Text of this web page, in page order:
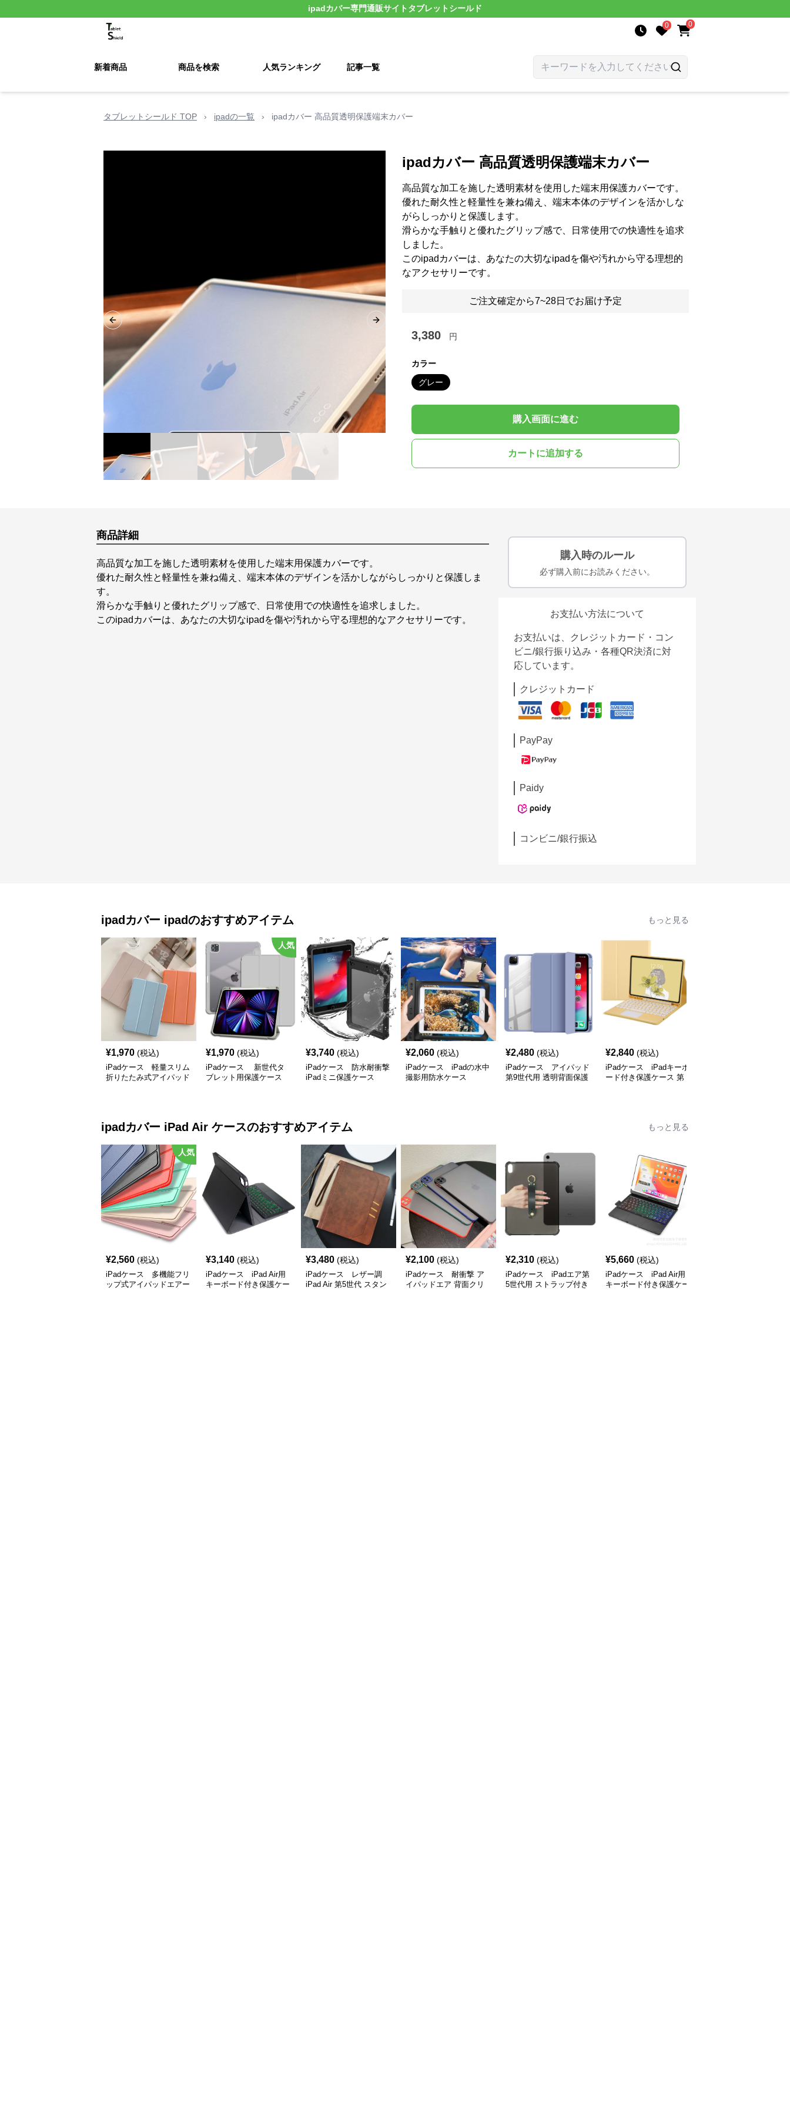
ipadカバー専門通販サイト タブレットシールド
0 0
新着商品 商品を検索 人気ランキング 記事一覧
タブレットシールド TOP › ipadの一覧 › ipadカバー 高品質透明保護端末カバー
Previous slide Next slide
ipadカバー 高品質透明保護端末カバー
高品質な加工を施した透明素材を使用した端末用保護カバーです。
優れた耐久性と軽量性を兼ね備え、端末本体のデザインを活かしな
がらしっかりと保護します。
滑らかな手触りと優れたグリップ感で、日常使用での快適性を追求
しました。
このipadカバーは、あなたの大切なipadを傷や汚れから守る理想的
なアクセサリーです。
ご注文確定から7~28日でお届け予定
3,380 円
カラー
グレー
購入画面に進む
カートに追加する
商品詳細
高品質な加工を施した透明素材を使用した端末用保護カバーです。
優れた耐久性と軽量性を兼ね備え、端末本体のデザインを活かしながらしっかりと保護しま
す。
滑らかな手触りと優れたグリップ感で、日常使用での快適性を追求しました。
このipadカバーは、あなたの大切なipadを傷や汚れから守る理想的なアクセサリーです。
購入時のルール
必ず購入前にお読みください。
お支払い方法について
お支払いは、クレジットカード・コン
ビニ/銀行振り込み・各種QR決済に対
応しています。
クレジットカード
PayPay
Paidy
コンビニ/銀行振込
ipadカバー ipadのおすすめアイテム もっと見る
¥1,970 (税込)
iPadケース 軽量スリム
折りたたみ式アイパッド
人気
¥1,970 (税込)
iPadケース 新世代タ
ブレット用保護ケース
¥3,740 (税込)
iPadケース 防水耐衝撃
iPadミニ保護ケース
¥2,060 (税込)
iPadケース iPadの水中
撮影用防水ケース
¥2,480 (税込)
iPadケース アイパッド
第9世代用 透明背面保護
¥2,840 (税込)
iPadケース iPadキーボ
ード付き保護ケース 第
ipadカバー iPad Air ケースのおすすめアイテム もっと見る
人気
¥2,560 (税込)
iPadケース 多機能フリ
ップ式アイパッドエアー
¥3,140 (税込)
iPadケース iPad Air用
キーボード付き保護ケー
¥3,480 (税込)
iPadケース レザー調
iPad Air 第5世代 スタン
¥2,100 (税込)
iPadケース 耐衝撃 ア
イパッドエア 背面クリ
¥2,310 (税込)
iPadケース iPadエア第
5世代用 ストラップ付き
¥5,660 (税込)
iPadケース iPad Air用
キーボード付き保護ケー